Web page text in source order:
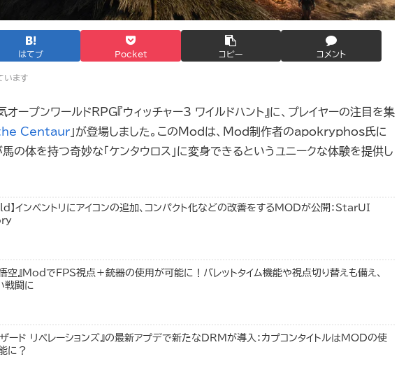
はてブ Pocket コピー コメント
います
プンワールドRPG『ウィッチャー3 ワイルドハント』に、プレイヤーの注目を集
Centaur」が登場しました。このModは、Mod制作者のapokryphos氏に
の体を持つ奇妙な「ケンタウロス」に変身できるというユニークな体験を提供し
】インベントリにアイコンの追加、コンパクト化などの改善をするMODが公開：StarUI
悟空』ModでFPS視点＋銃器の使用が可能に！バレットタイム機能や視点切り替えも備え、
戦闘に
ザード リベレーションズ』の最新アプデで新たなDRMが導入：カプコンタイトルはMODの使
に？